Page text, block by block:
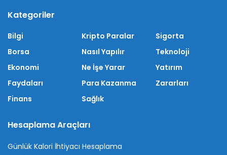
Kategoriler
Bilgi
Borsa
Ekonomi
Faydaları
Finans
Kripto Paralar
Nasıl Yapılır
Ne İşe Yarar
Para Kazanma
Sağlık
Sigorta
Teknoloji
Yatırım
Zararları
Hesaplama Araçları
Günlük Kalori İhtiyacı Hesaplama